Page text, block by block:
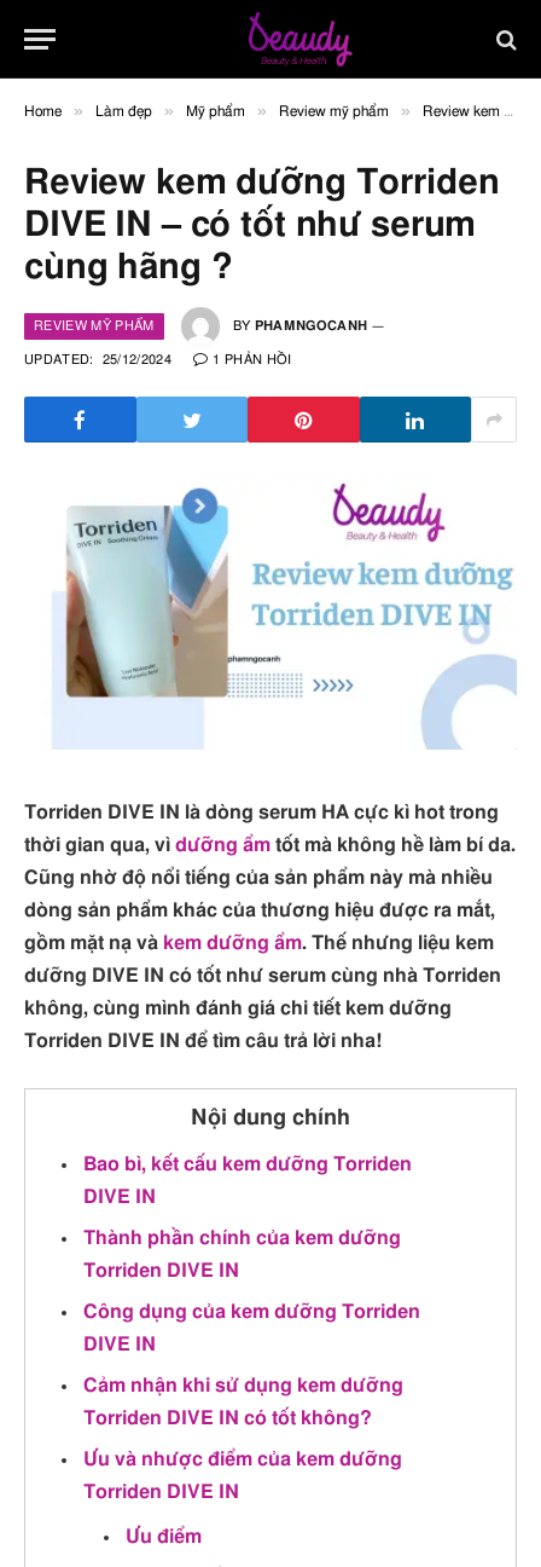
Home » Làm đẹp » Mỹ phẩm » Review mỹ phẩm » Review kem dưỡng Torriden DIVE IN – có tốt như serum cùng hãng ?
Review kem dưỡng Torriden
DIVE IN – có tốt như serum
cùng hãng ?
REVIEW MỸ PHẨM BY PHAMNGOCANH
UPDATED: 25/12/2024 1 PHẢN HỒI
Torriden DIVE IN là dòng serum HA cực kì hot trong
thời gian qua, vì dưỡng ẩm tốt mà không hề làm bí da.
Cũng nhờ độ nổi tiếng của sản phẩm này mà nhiều
dòng sản phẩm khác của thương hiệu được ra mắt,
gồm mặt nạ và kem dưỡng ẩm. Thế nhưng liệu kem
dưỡng DIVE IN có tốt như serum cùng nhà Torriden
không, cùng mình đánh giá chi tiết kem dưỡng
Torriden DIVE IN để tìm câu trả lời nha!
Nội dung chính
Bao bì, kết cấu kem dưỡng Torriden
DIVE IN
Thành phần chính của kem dưỡng
Torriden DIVE IN
Công dụng của kem dưỡng Torriden
DIVE IN
Cảm nhận khi sử dụng kem dưỡng
Torriden DIVE IN có tốt không?
Ưu và nhược điểm của kem dưỡng
Torriden DIVE IN
Ưu điểm